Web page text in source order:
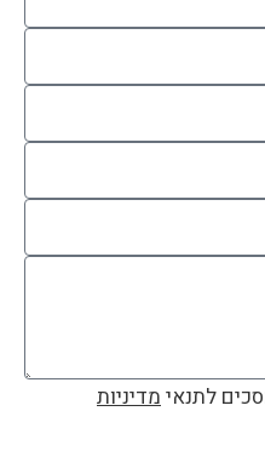
לתנאימדיניות